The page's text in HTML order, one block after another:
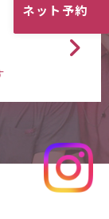
ネット予約